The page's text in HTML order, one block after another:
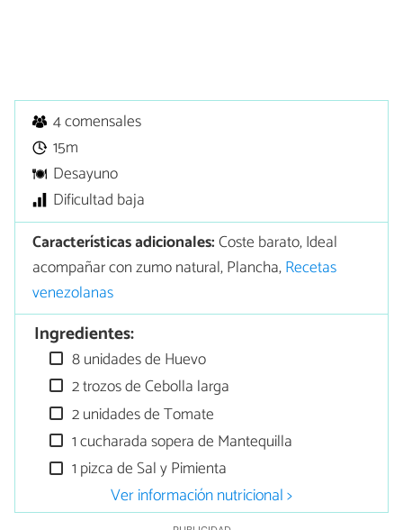
4 comensales
15m
Desayuno
Dificultad baja
Características adicionales:Coste barato, Ideal
acompañar con zumo natural, Plancha,Recetas
venezolanas
Ingredientes:
8 unidades de Huevo
2 trozos de Cebolla larga
2 unidades de Tomate
1 cucharada sopera de Mantequilla
1 pizca de Sal y Pimienta
Ver información nutricional >